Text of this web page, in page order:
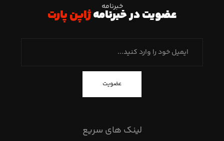
خبرنامه
عضویت در خبرنامهژاپن پارت
عضویت
لینک های سریع